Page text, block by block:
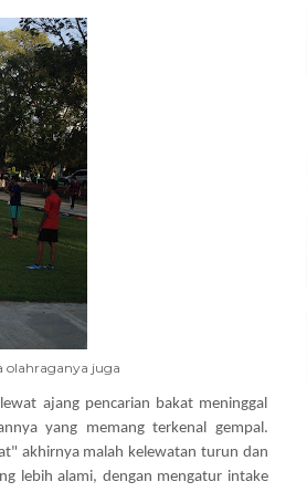
olahraganya juga
ajang pencarian bakat meninggal
yang memang terkenal gempal.
akhirnya malah kelewatan turun dan
lebih alami, dengan mengatur intake